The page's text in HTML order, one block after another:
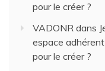
pour le créer ?
VADONR dans
espace
pour le créer ?